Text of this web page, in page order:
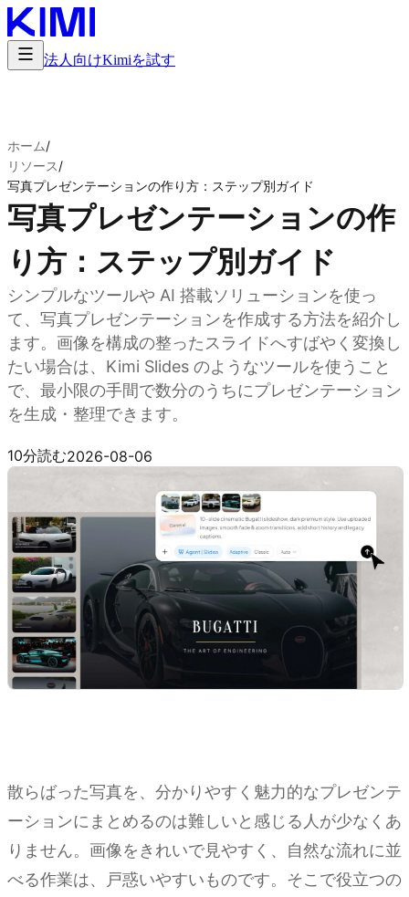
法人向けKimiを試す
ホーム/
リソース/
写真プレゼンテーションの作り方：ステップ別ガイド
写真プレゼンテーションの作
り方：ステップ別ガイド
シンプルなツールや AI 搭載ソリューションを使っ
て、写真プレゼンテーションを作成する方法を紹介し
ます。画像を構成の整ったスライドへすばやく変換し
たい場合は、Kimi Slides のようなツールを使うこと
で、最小限の手間で数分のうちにプレゼンテーション
を生成・整理できます。
10分読む2026-08-06
散らばった写真を、分かりやすく魅力的なプレゼンテ
ーションにまとめるのは難しいと感じる人が少なくあ
りません。画像をきれいで見やすく、自然な流れに並
べる作業は、戸惑いやすいものです。そこで役立つの